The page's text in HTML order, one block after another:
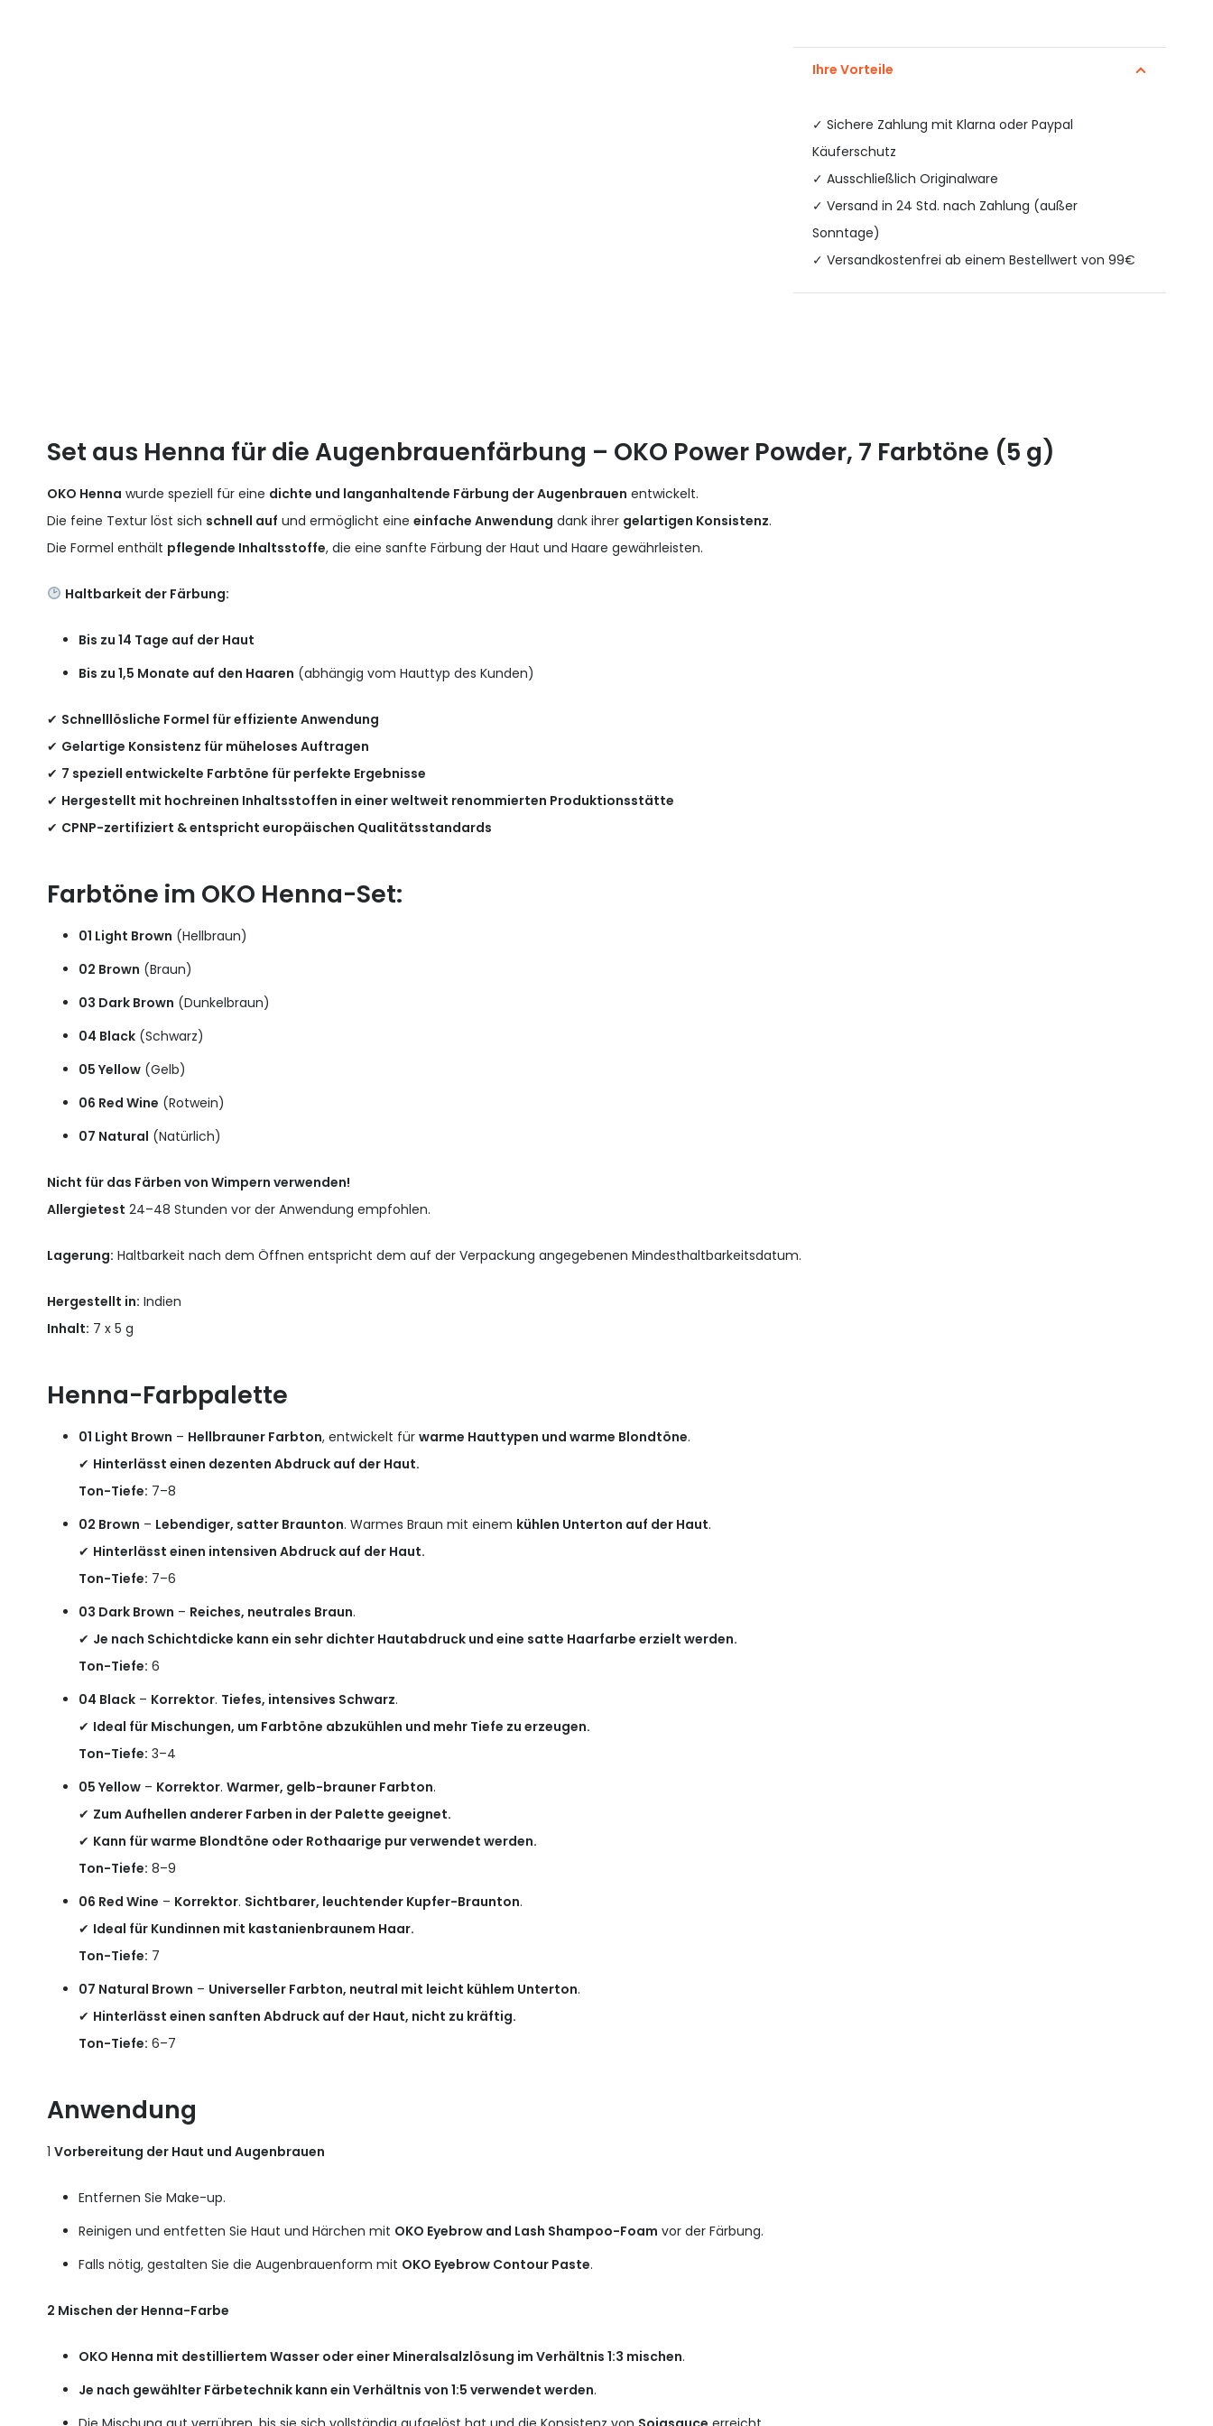
Ihre Vorteile
✓ Sichere Zahlung mit Klarna oder Paypal
Käuferschutz
✓ Ausschließlich Originalware
✓ Versand in 24 Std. nach Zahlung (außer
Sonntage)
✓ Versandkostenfrei ab einem Bestellwert von 99€
Set aus Henna für die Augenbrauenfärbung – OKO Power Powder, 7 Farbtöne (5 g)
OKO Henna wurde speziell für eine dichte und langanhaltende Färbung der Augenbrauen entwickelt.
Die feine Textur löst sich schnell auf und ermöglicht eine einfache Anwendung dank ihrer gelartigen Konsistenz.
Die Formel enthält pflegende Inhaltsstoffe, die eine sanfte Färbung der Haut und Haare gewährleisten.
Haltbarkeit der Färbung:
Bis zu 14 Tage auf der Haut
Bis zu 1,5 Monate auf den Haaren (abhängig vom Hauttyp des Kunden)
✔ Schnelllösliche Formel für effiziente Anwendung
✔ Gelartige Konsistenz für müheloses Auftragen
✔ 7 speziell entwickelte Farbtöne für perfekte Ergebnisse
✔ Hergestellt mit hochreinen Inhaltsstoffen in einer weltweit renommierten Produktionsstätte
✔ CPNP-zertifiziert & entspricht europäischen Qualitätsstandards
Farbtöne im OKO Henna-Set:
01 Light Brown (Hellbraun)
02 Brown (Braun)
03 Dark Brown (Dunkelbraun)
04 Black (Schwarz)
05 Yellow (Gelb)
06 Red Wine (Rotwein)
07 Natural (Natürlich)
Nicht für das Färben von Wimpern verwenden!
Allergietest 24–48 Stunden vor der Anwendung empfohlen.
Lagerung: Haltbarkeit nach dem Öffnen entspricht dem auf der Verpackung angegebenen Mindesthaltbarkeitsdatum.
Hergestellt in: Indien
Inhalt: 7 x 5 g
Henna-Farbpalette
01 Light Brown – Hellbrauner Farbton, entwickelt für warme Hauttypen und warme Blondtöne.
✔ Hinterlässt einen dezenten Abdruck auf der Haut.
Ton-Tiefe: 7–8
02 Brown – Lebendiger, satter Braunton. Warmes Braun mit einem kühlen Unterton auf der Haut.
✔ Hinterlässt einen intensiven Abdruck auf der Haut.
Ton-Tiefe: 7–6
03 Dark Brown – Reiches, neutrales Braun.
✔ Je nach Schichtdicke kann ein sehr dichter Hautabdruck und eine satte Haarfarbe erzielt werden.
Ton-Tiefe: 6
04 Black – Korrektor. Tiefes, intensives Schwarz.
✔ Ideal für Mischungen, um Farbtöne abzukühlen und mehr Tiefe zu erzeugen.
Ton-Tiefe: 3–4
05 Yellow – Korrektor. Warmer, gelb-brauner Farbton.
✔ Zum Aufhellen anderer Farben in der Palette geeignet.
✔ Kann für warme Blondtöne oder Rothaarige pur verwendet werden.
Ton-Tiefe: 8–9
06 Red Wine – Korrektor. Sichtbarer, leuchtender Kupfer-Braunton.
✔ Ideal für Kundinnen mit kastanienbraunem Haar.
Ton-Tiefe: 7
07 Natural Brown – Universeller Farbton, neutral mit leicht kühlem Unterton.
✔ Hinterlässt einen sanften Abdruck auf der Haut, nicht zu kräftig.
Ton-Tiefe: 6–7
Anwendung
1 Vorbereitung der Haut und Augenbrauen
Entfernen Sie Make-up.
Reinigen und entfetten Sie Haut und Härchen mit OKO Eyebrow and Lash Shampoo-Foam vor der Färbung.
Falls nötig, gestalten Sie die Augenbrauenform mit OKO Eyebrow Contour Paste.
2 Mischen der Henna-Farbe
OKO Henna mit destilliertem Wasser oder einer Mineralsalzlösung im Verhältnis 1:3 mischen.
Je nach gewählter Färbetechnik kann ein Verhältnis von 1:5 verwendet werden.